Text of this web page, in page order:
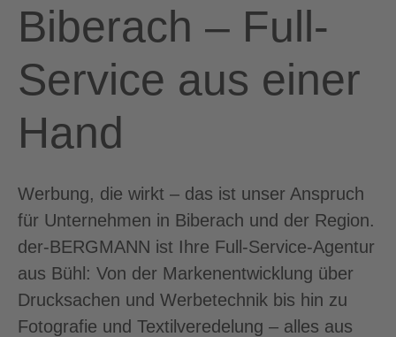
Biberach – Full-
Service aus einer
Hand
Werbung, die wirkt – das ist unser Anspruch
für Unternehmen in Biberach und der Region.
der-BERGMANN ist Ihre Full-Service-Agentur
aus Bühl: Von der Markenentwicklung über
Drucksachen und Werbetechnik bis hin zu
Fotografie und Textilveredelung – alles aus